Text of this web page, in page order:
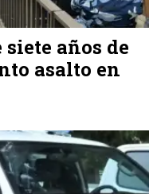
siete años de
asalto en